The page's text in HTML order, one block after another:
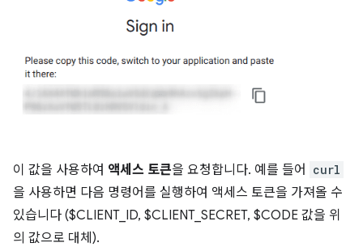
이 값을 사용하여 액세스 토큰을 요청합니다. 예를 들어 curl
을 사용하면 다음 명령어를 실행하여 액세스 토큰을 가져올 수
있습니다 ($CLIENT_ID, $CLIENT_SECRET, $CODE 값을 위
의 값으로 대체).